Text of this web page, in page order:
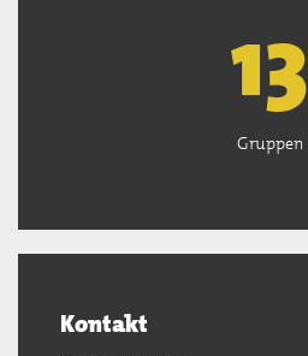
13
Gruppen
Kontakt